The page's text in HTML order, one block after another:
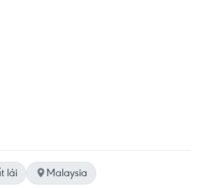
lái Malaysia